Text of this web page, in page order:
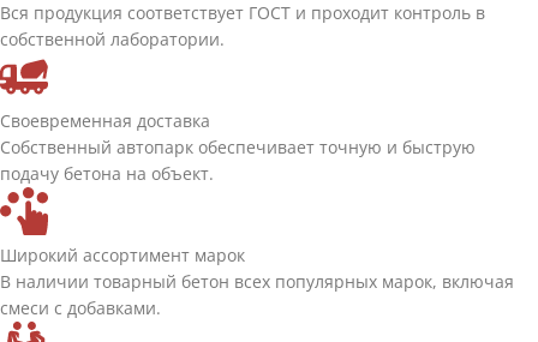
Вся продукция соответствует ГОСТ и проходит контроль в
собственной лаборатории.
Своевременная доставка
Собственный автопарк обеспечивает точную и быструю
подачу бетона на объект.
Широкий ассортимент марок
В наличии товарный бетон всех популярных марок, включая
смеси с добавками.